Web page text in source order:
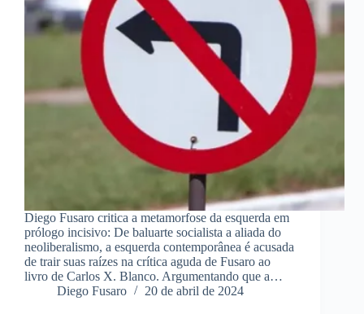
Diego Fusaro critica a metamorfose da esquerda em
prólogo incisivo: De baluarte socialista a aliada do
neoliberalismo, a esquerda contemporânea é acusada
de trair suas raízes na crítica aguda de Fusaro ao
livro de Carlos X. Blanco. Argumentando que a…
Diego Fusaro
20 de abril de 2024